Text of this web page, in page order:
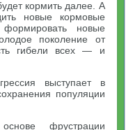
кормить далее. А
новые кормовые
новые
поколение от
гибели всех — и
выступает в
популяции
фрустрации